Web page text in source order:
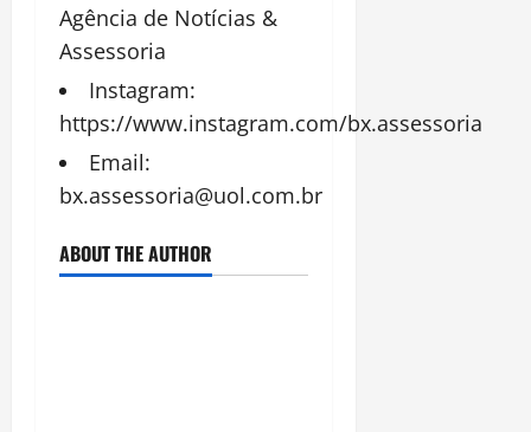
Agência de Notícias &
Assessoria
Instagram:
https://www.instagram.com/bx.assessoria
Email:
bx.assessoria@uol.com.br
ABOUT THE AUTHOR